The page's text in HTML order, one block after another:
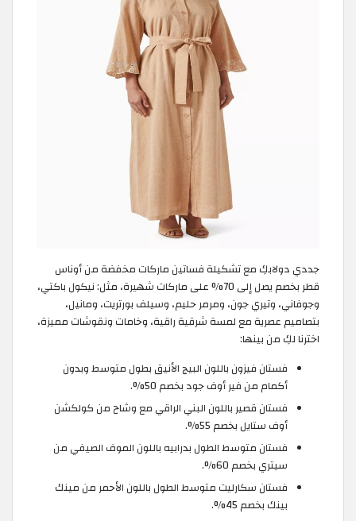
جددي دولابكِ مع تشكيلة فساتين ماركات مخفضة من أوناس
قطر بخصم يصل إلى 70% على ماركات شهيرة، مثل: نيكول باكتي،
وجوفاني، وتيري جون، ومرمر حليم، وسيلف بورتريت، ومانيل،
بتصاميم عصرية مع لمسة شرقية راقية، وخامات ونقوشات مميزة،
اخترنا لكِ من بينها:
فستان فيزون باللون البيج الأنيق بطول متوسط وبدون
أكمام من فير أوف جود بخصم 50%.
فستان قصير باللون البني الراقي مع وشاح من كولكشن
أوف ستايل بخصم 55%.
فستان متوسط الطول بدرابيه باللون الموف الصيفي من
سيتري بخصم 60%.
فستان سكارليت متوسط الطول باللون الأحمر من مينك
بينك بخصم 45%.